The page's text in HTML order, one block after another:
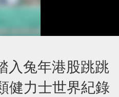
入兔年港股跳跳
健力士世界紀錄